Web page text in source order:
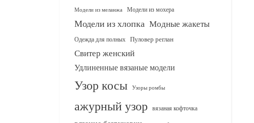
Модели из меланжа Модели из мохера
Модели из хлопка Модные жакеты
Одежда для полных Пуловер реглан
Свитер женский
Удлиненные вязаные модели
Узор косы Узоры ромбы
ажурный узор вязаная кофточка